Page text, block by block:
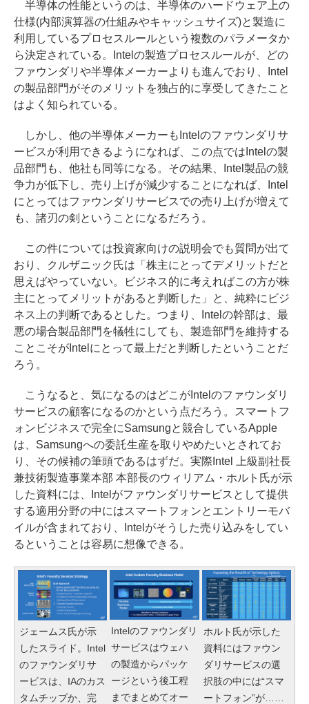
半導体の性能というのは、半導体のハードウェア上の
仕様(内部演算器の仕組みやキャッシュサイズ)と製造に
利用しているプロセスルールという複数のパラメータか
ら決定されている。Intelの製造プロセスルールが、どの
ファウンダリや半導体メーカーよりも進んでおり、Intel
の製品部門がそのメリットを独占的に享受してきたこと
はよく知られている。
しかし、他の半導体メーカーもIntelのファウンダリサ
ービスが利用できるようになれば、この点ではIntelの製
品部門も、他社も同等になる。その結果、Intel製品の競
争力が低下し、売り上げが減少することになれば、Intel
にとってはファウンダリサービスでの売り上げが増えて
も、諸刃の剣ということになるだろう。
この件については投資家向けの説明会でも質問が出て
おり、クルザニック氏は「株主にとってデメリットだと
思えばやっていない。ビジネス的に考えればこの方が株
主にとってメリットがあると判断した」と、純粋にビジ
ネス上の判断であるとした。つまり、Intelの幹部は、最
悪の場合製品部門を犠牲にしても、製造部門を維持する
ことこそがIntelにとって最上だと判断したということだ
ろう。
こうなると、気になるのはどこがIntelのファウンダリ
サービスの顧客になるのかという点だろう。スマートフ
ォンビジネスで完全にSamsungと競合しているApple
は、Samsungへの委託生産を取りやめたいとされてお
り、その候補の筆頭であるはずだ。実際Intel 上級副社長
兼技術製造事業本部 本部長のウィリアム・ホルト氏が示
した資料には、Intelがファウンダリサービスとして提供
する適用分野の中にはスマートフォンとエントリーモバ
イルが含まれており、Intelがそうした売り込みをしてい
るということは容易に想像できる。
ジェームス氏が示
したスライド。Intel
のファウンダリサ
ービスは、IAのカス
タムチップか、完
Intelのファウンダリ
サービスはウェハ
の製造からパッケ
ージという後工程
までまとめてオー
ホルト氏が示した
資料にはファウン
ダリサービスの選
択肢の中には“スマ
ートフォン”が……